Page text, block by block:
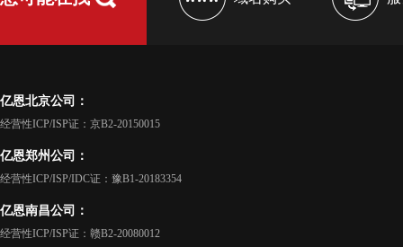
亿恩北京公司：
经营性ICP/ISP证：京B2-20150015
亿恩郑州公司：
经营性ICP/ISP/IDC证：豫B1-20183354
亿恩南昌公司：
经营性ICP/ISP证：赣B2-20080012